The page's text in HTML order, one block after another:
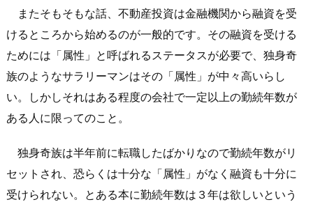
またそもそもな話、不動産投資は金融機関から融資を受
けるところから始めるのが一般的です。その融資を受ける
ためには「属性」と呼ばれるステータスが必要で、独身奇
族のようなサラリーマンはその「属性」が中々高いらし
い。しかしそれはある程度の会社で一定以上の勤続年数が
ある人に限ってのこと。
独身奇族は半年前に転職したばかりなので勤続年数がリ
セットされ、恐らくは十分な「属性」がなく融資も十分に
受けられない。とある本に勤続年数は３年は欲しいという